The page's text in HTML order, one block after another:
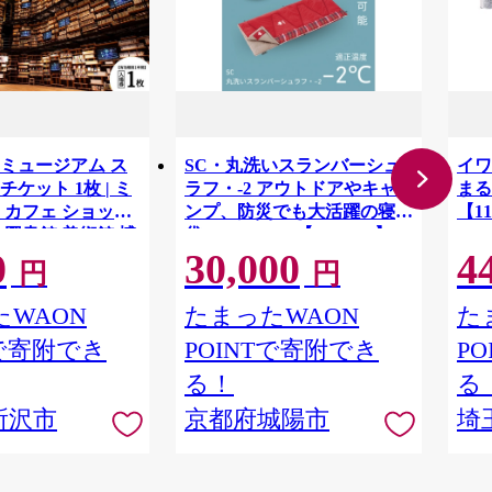
ュージアム ス
ケット 1枚 | ミ
フェ ショップ
書館 美術館 博
文化複合施設 文
角川作
ト 埼玉県 所沢
円
WAON
寄附でき
沢市
SC・丸洗いスランバーシュ
ラフ・-2 アウトドアやキャ
ンプ、防災でも大活躍の寝
袋! 72602035【1663767】
30,000 円
たまったWAON
POINTで寄附でき
る！
京都府城陽市
イ
ま
【
た
る
埼